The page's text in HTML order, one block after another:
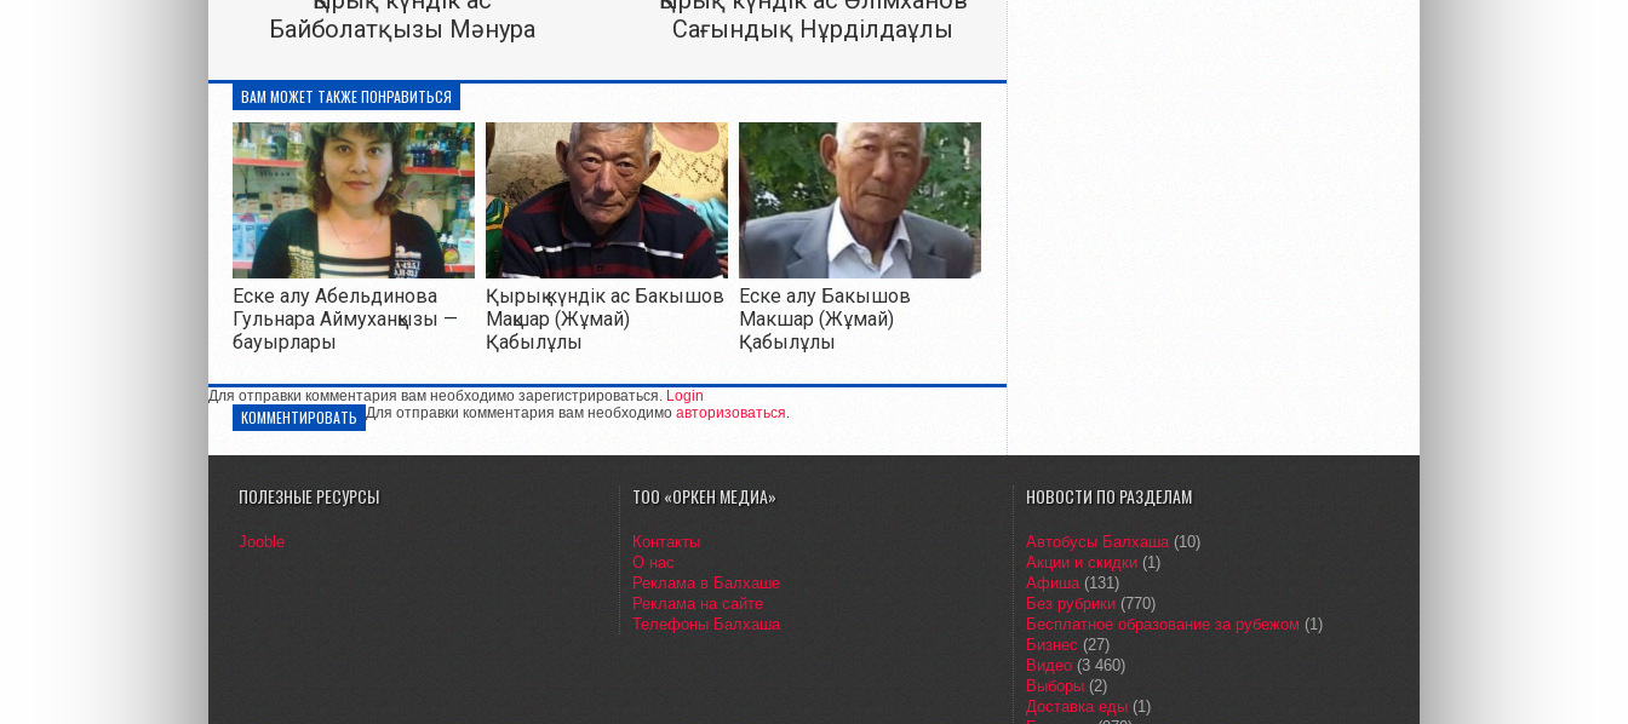
Байболатқызы Мәнура
Сағындық Нұрділдаұлы
ВАМ МОЖЕТ ТАКЖЕ ПОНРАВИТЬСЯ
Еске алу Абельдинова
Гульнара Аймуханқызы —
бауырлары
Қырық күндік ас Бакышов
Мақшар (Жұмай)
Қабылұлы
Еске алу Бакышов
Макшар (Жұмай)
Қабылұлы
Для отправки комментария вам необходимо зарегистрироваться. Login
КОММЕНТИРОВАТЬ Для отправки комментария вам необходимо авторизоваться.
ПОЛЕЗНЫЕ РЕСУРСЫ
Jooble
ТОО «ОРКЕН МЕДИА»
Контакты
О нас
Реклама в Балхаше
Реклама на сайте
Телефоны Балхаша
НОВОСТИ ПО РАЗДЕЛАМ
Автобусы Балхаша(10)
Акции и скидки (1)
Афиша(131)
Без рубрики (770)
Бесплатное образование за рубежом (1)
Бизнес (27)
Видео (3 460)
Выборы (2)
Доставка еды (1)